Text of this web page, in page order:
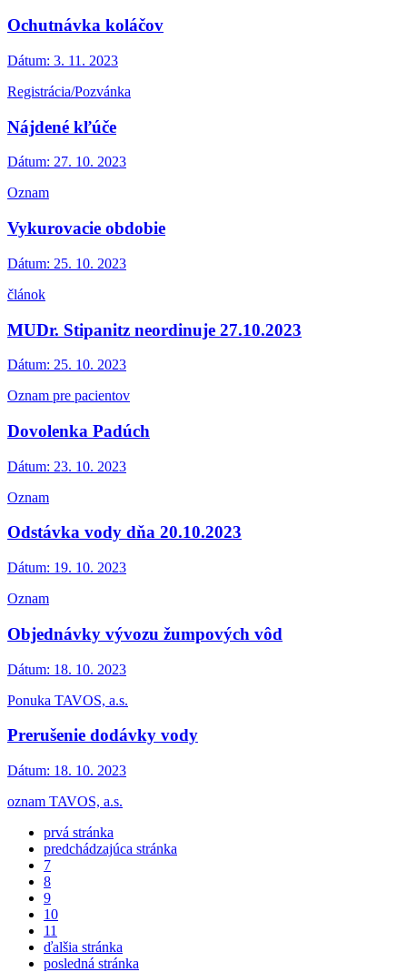
Ochutnávka koláčov
Dátum: 3. 11. 2023
Registrácia/Pozvánka
Nájdené kľúče
Dátum: 27. 10. 2023
Oznam
Vykurovacie obdobie
Dátum: 25. 10. 2023
článok
MUDr. Stipanitz neordinuje 27.10.2023
Dátum: 25. 10. 2023
Oznam pre pacientov
Dovolenka Padúch
Dátum: 23. 10. 2023
Oznam
Odstávka vody dňa 20.10.2023
Dátum: 19. 10. 2023
Oznam
Objednávky vývozu žumpových vôd
Dátum: 18. 10. 2023
Ponuka TAVOS, a.s.
Prerušenie dodávky vody
Dátum: 18. 10. 2023
oznam TAVOS, a.s.
prvá stránka
predchádzajúca stránka
7
8
9
10
11
ďalšia stránka
posledná stránka